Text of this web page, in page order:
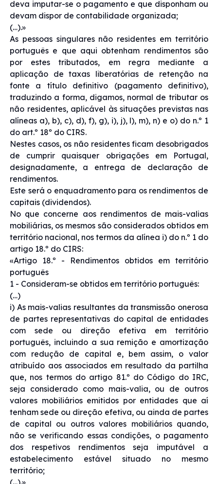
deva imputar-se o pagamento e que disponham ou
devam dispor de contabilidade organizada;
(…).»
As pessoas singulares não residentes em território
português e que aqui obtenham rendimentos são
por estes tributados, em regra mediante a
aplicação de taxas liberatórias de retenção na
fonte a título definitivo (pagamento definitivo),
traduzindo a forma, digamos, normal de tributar os
não residentes, aplicável às situações previstas nas
alíneas a), b), c), d), f), g), i), j), l), m), n) e o) do n.º 1
do art.º 18º do CIRS.
Nestes casos, os não residentes ficam desobrigados
de cumprir quaisquer obrigações em Portugal,
designadamente, a entrega de declaração de
rendimentos.
Este será o enquadramento para os rendimentos de
capitais (dividendos).
No que concerne aos rendimentos de mais-valias
mobiliárias, os mesmos são considerados obtidos em
território nacional, nos termos da alínea i) do n.º 1 do
artigo 18.º do CIRS:
«Artigo 18.º - Rendimentos obtidos em território
português
1 - Consideram-se obtidos em território português:
(…)
i) As mais-valias resultantes da transmissão onerosa
de partes representativas do capital de entidades
com sede ou direção efetiva em território
português, incluindo a sua remição e amortização
com redução de capital e, bem assim, o valor
atribuído aos associados em resultado da partilha
que, nos termos do artigo 81.º do Código do IRC,
seja considerado como mais-valia, ou de outros
valores mobiliários emitidos por entidades que aí
tenham sede ou direção efetiva, ou ainda de partes
de capital ou outros valores mobiliários quando,
não se verificando essas condições, o pagamento
dos respetivos rendimentos seja imputável a
estabelecimento estável situado no mesmo
território;
(…).»